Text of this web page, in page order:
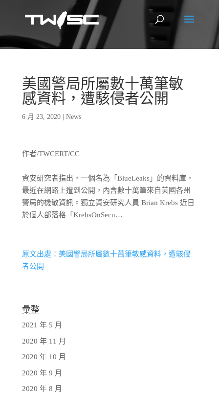
美國警局所屬數十萬筆敏
感資料，遭駭侵者公開
6 月 23, 2020| News
作者/TWCERT/CC
資安研究者指出，一個名為「BlueLeaks」的資料庫，
最近在網路上遭到公開，內含數十萬筆來自美國各州
警局的機敏資訊。獨立資安研究人員 Brian Krebs 近日
於個人部落格「KrebsOnSecu…
原文出處：美國警局所屬數十萬筆敏感資料，遭駭侵
者公開
彙整
2021 年 5 月
2020 年 11 月
2020 年 10 月
2020 年 9 月
2020 年 8 月